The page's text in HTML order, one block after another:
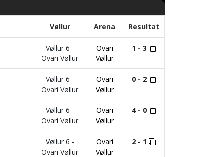
Vøllur Arena Resultat
Vøllur 6 -
Ovari Vøllur
Ovari
Vøllur
1 - 3
Vøllur 6 -
Ovari Vøllur
Ovari
Vøllur
0 - 2
Vøllur 6 -
Ovari Vøllur
Ovari
Vøllur
4 - 0
Vøllur 6 -
Ovari Vøllur
Ovari
Vøllur
2 - 1